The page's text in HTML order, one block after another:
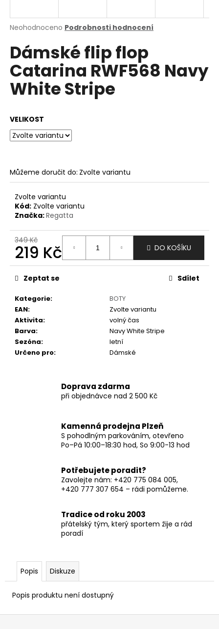
Průměrné
produktu
je
0,0
z
5
hvězdiček.
Neohodnoceno Podrobnosti hodnocení
Dámské flip flop
Catarina RWF568 Navy
White Stripe
VELIKOST
Můžeme doručit do: Zvolte variantu
Zvolte variantu
Kód: Zvolte variantu
Značka:Regatta
349 Kč
219 Kč
Měrná
cena:
DO KOŠÍKU
Kategorie:
BOTY
EAN:
Zvolte variantu
Aktivita:
volný čas
Barva:
Navy White Stripe
Sezóna:
letní
Určeno pro: Dámské
Zeptat se Sdílet
Doprava zdarma
při objednávce nad 2 500 Kč
Kamenná prodejna Plzeň
S pohodlným parkováním, otevřeno
Po–Pá 10:00–18:30 hod, So 9:00-13 hod
Potřebujete poradit?
Zavolejte nám: +420 775 084 005,
+420 777 307 654 – rádi pomůžeme.
Tradice od roku 2003
přátelský tým, který sportem žije a rád
poradí
Popis Diskuze
Popis produktu není dostupný
j
t
?
o
p
u
č
u
m
e
Z